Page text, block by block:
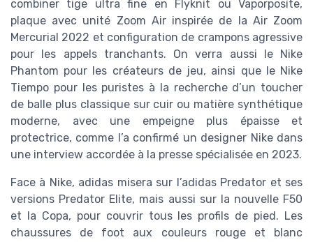
combiner tige ultra fine en Flyknit ou Vaporposite,
plaque avec unité Zoom Air inspirée de la Air Zoom
Mercurial 2022 et configuration de crampons agressive
pour les appels tranchants. On verra aussi le Nike
Phantom pour les créateurs de jeu, ainsi que le Nike
Tiempo pour les puristes à la recherche d’un toucher
de balle plus classique sur cuir ou matière synthétique
moderne, avec une empeigne plus épaisse et
protectrice, comme l’a confirmé un designer Nike dans
une interview accordée à la presse spécialisée en 2023.
Face à Nike, adidas misera sur l’adidas Predator et ses
versions Predator Elite, mais aussi sur la nouvelle F50
et la Copa, pour couvrir tous les profils de pied. Les
chaussures de foot aux couleurs rouge et blanc